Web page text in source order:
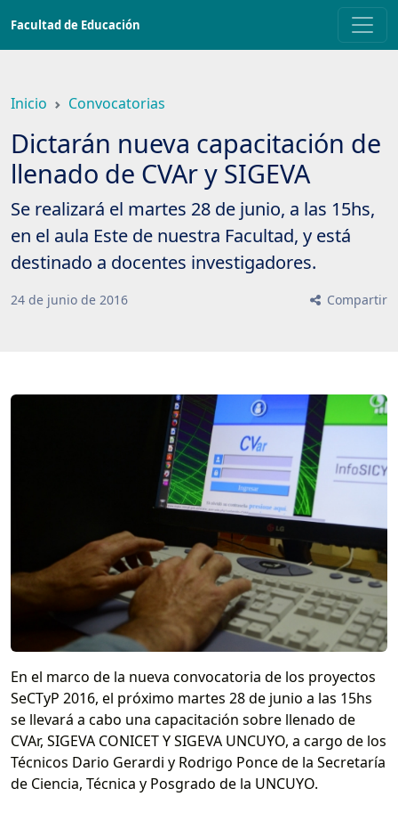
contenido
Facultad de Educación
Inicio Convocatorias
Dictarán nueva capacitación de
llenado de CVAr y SIGEVA
Se realizará el martes 28 de junio, a las 15hs,
en el aula Este de nuestra Facultad, y está
destinado a docentes investigadores.
24 de junio de 2016 Compartir
En el marco de la nueva convocatoria de los proyectos
SeCTyP 2016, el próximo martes 28 de junio a las 15hs
se llevará a cabo una capacitación sobre llenado de
CVAr, SIGEVA CONICET Y SIGEVA UNCUYO, a cargo de los
Técnicos Dario Gerardi y Rodrigo Ponce de la Secretaría
de Ciencia, Técnica y Posgrado de la UNCUYO.